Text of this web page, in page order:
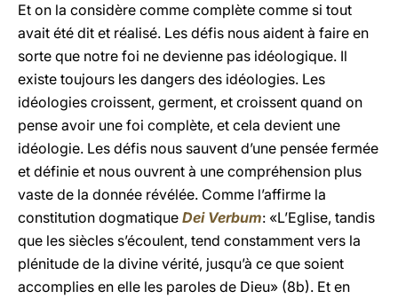
Et on la considère comme complète comme si tout
avait été dit et réalisé. Les défis nous aident à faire en
sorte que notre foi ne devienne pas idéologique. Il
existe toujours les dangers des idéologies. Les
idéologies croissent, germent, et croissent quand on
pense avoir une foi complète, et cela devient une
idéologie. Les défis nous sauvent d’une pensée fermée
et définie et nous ouvrent à une compréhension plus
vaste de la donnée révélée. Comme l’affirme la
constitution dogmatique Dei Verbum: «L’Eglise, tandis
que les siècles s’écoulent, tend constamment vers la
plénitude de la divine vérité, jusqu’à ce que soient
accomplies en elle les paroles de Dieu» (8b). Et en